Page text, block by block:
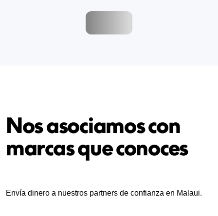
Nos asociamos con
marcas que conoces
Envía dinero a nuestros partners de confianza en Malaui.